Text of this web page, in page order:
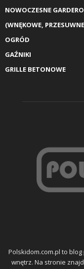
NOWOCZESNE
(WNĘKOWE,
OGRÓD
GAŹNIKI
GRILLE BETONOWE
Polskidom.com.pl to
wnętrz. Na stronie